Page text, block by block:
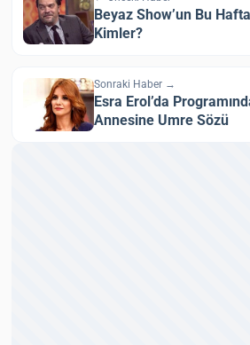
Beyaz Show’un Bu
Kimler?
Sonraki Haber →
Esra Erol’da
Annesine Umre Sözü